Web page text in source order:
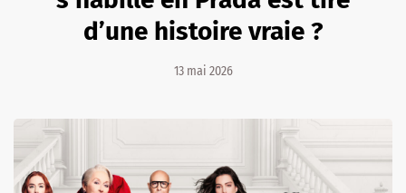
d’une histoire vraie ?
13 mai 2026